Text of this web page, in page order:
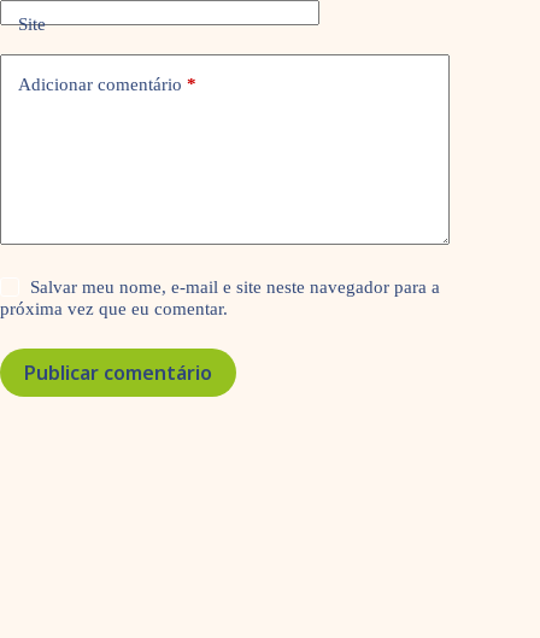
Site
Adicionar comentário *
Salvar meu nome, e-mail e site neste navegador para a
próxima vez que eu comentar.
Publicar comentário